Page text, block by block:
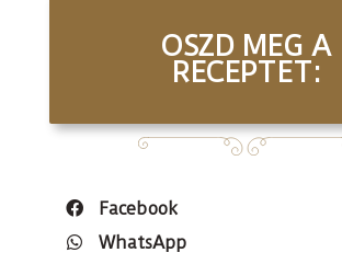
OSZD MEG A
RECEPTET:
Facebook
WhatsApp